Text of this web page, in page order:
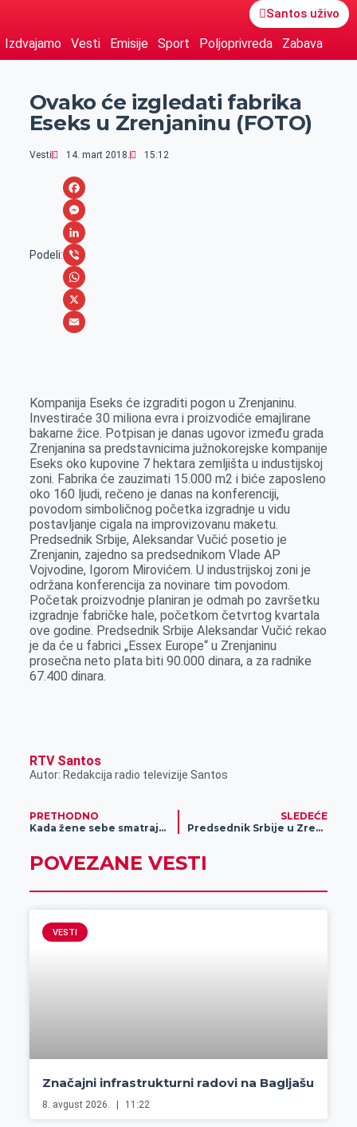
Santos uživo
Izdvajamo Vesti Emisije Sport Poljoprivreda Zabava
Ovako će izgledati fabrika
Eseks u Zrenjaninu (FOTO)
Vesti 14. mart 2018. 15:12
Podeli:
F
a
c
e
b
o
M
e
s
s
e
r
L
i
n
k
n
V
i
b
W
h
A
p
p
X
i
l
Kompanija Eseks će izgraditi pogon u Zrenjaninu.
Investiraće 30 miliona evra i proizvodiće emajlirane
bakarne žice. Potpisan je danas ugovor između grada
Zrenjanina sa predstavnicima južnokorejske kompanije
Eseks oko kupovine 7 hektara zemljišta u industijskoj
zoni. Fabrika će zauzimati 15.000 m2 i biće zaposleno
oko 160 ljudi, rečeno je danas na konferenciji,
povodom simboličnog početka izgradnje u vidu
postavljanje cigala na improvizovanu maketu.
Predsednik Srbije, Aleksandar Vučić posetio je
Zrenjanin, zajedno sa predsednikom Vlade AP
Vojvodine, Igorom Mirovićem. U industrijskoj zoni je
održana konferencija za novinare tim povodom.
Početak proizvodnje planiran je odmah po završetku
izgradnje fabričke hale, početkom četvrtog kvartala
ove godine. Predsednik Srbije Aleksandar Vučić rekao
je da će u fabrici „Essex Europe“ u Zrenjaninu
prosečna neto plata biti 90.000 dinara, a za radnike
67.400 dinara.
RTV Santos
Autor: Redakcija radio televizije Santos
PRETHODNO
Kada žene sebe smatraju uspešnom?
SLEDEĆE
Predsednik Srbije u Zrenjaninu prisustvovao početku izgradnje firme Eseks, obećana prosečna plata od 90.000 dinara
POVEZANE VESTI
VESTI
Značajni infrastrukturni radovi na Bagljašu
8. avgust 2026. 11:22